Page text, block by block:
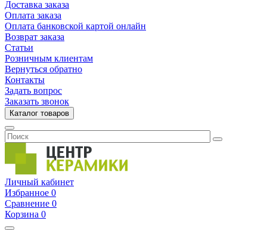
Доставка заказа
Оплата заказа
Оплата банковской картой онлайн
Возврат заказа
Статьи
Розничным клиентам
Вернуться обратно
Контакты
Задать вопрос
Заказать звонок
Каталог товаров
Личный кабинет
Избранное 0
Сравнение 0
Корзина 0